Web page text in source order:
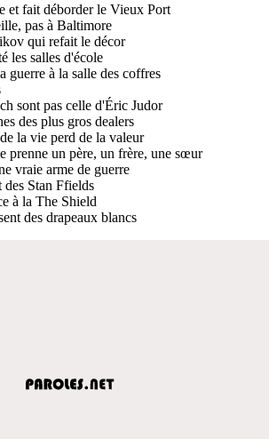
et fait déborder le Vieux Port
pas à Baltimore
qui refait le décor
les salles d'école
guerre à la salle des coffres
sont pas celle d'Éric Judor
des plus gros dealers
la vie perd de la valeur
prenne un père, un frère, une sœur
vraie arme de guerre
Stan Ffields
à la The Shield
des drapeaux blancs